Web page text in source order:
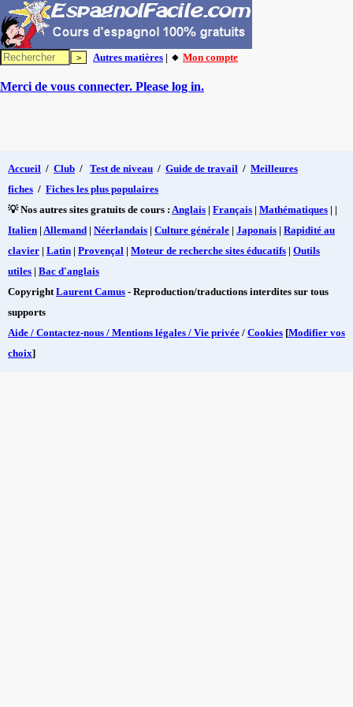
Autres matières | 🔸 Mon compte
Merci de vous connecter. Please log in.
Accueil / Club / Test de niveau / Guide de travail / Meilleures
fiches / Fiches les plus populaires
💡 Nos autres sites gratuits de cours : Anglais | Français | Mathématiques | |
Italien | Allemand | Néerlandais | Culture générale | Japonais | Rapidité au
clavier | Latin | Provençal | Moteur de recherche sites éducatifs | Outils
utiles | Bac d'anglais
CopyrightLaurent Camus - Reproduction/traductions interdites sur tous
supports
Aide / Contactez-nous / Mentions légales / Vie privée / Cookies [Modifier vos
choix]